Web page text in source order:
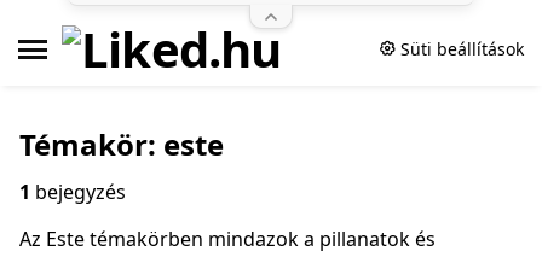
Süti beállítások
Témakör: este
1 bejegyzés
Az Este témakörben mindazok a pillanatok és